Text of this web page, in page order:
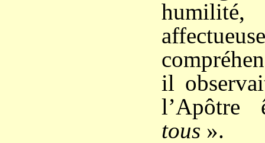
affectueuse
il
tous ».